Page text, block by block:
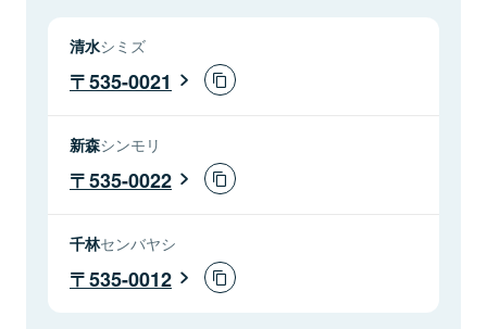
清水シミズ
535-0021
新森シンモリ
535-0022
千林センバヤシ
535-0012